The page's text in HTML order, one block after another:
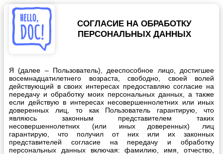
СОГЛАСИЕ НА ОБРАБОТКУ
ПЕРСОНАЛЬНЫХ ДАННЫХ
Я (далее – Пользователь), дееспособное лицо, достигшее
восемнадцатилетнего возраста, свободно, своей волей
действующий в своих интересах предоставляю согласие на
передачу и обработку моих персональных данных, а также
если действую в интересах несовершеннолетних или иных
доверенных лиц, то как Пользователь гарантирую, что
являюсь законным представителем таких
несовершеннолетних (или иных доверенных) лиц
гарантирую, что получил от них или их законных
представителей согласие на передачу и обработку
персональных данных включая: фамилию, имя, отчество,